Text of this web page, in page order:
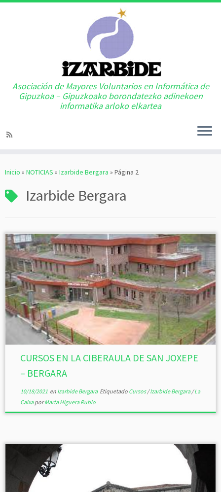
Asociación de Mayores Voluntarios en Informática de
Gipuzkoa – Gipuzkoako borondatezko adinekoen
informatika arloko elkartea
Inicio » NOTICIAS » Izarbide Bergara » Página 2
Izarbide Bergara
CURSOS EN LA CIBERAULA DE SAN JOXEPE
– BERGARA
10/18/2021en Izarbide Bergara Etiquetado Cursos/Izarbide Bergara/La
CaixaporMarta Higuera Rubio